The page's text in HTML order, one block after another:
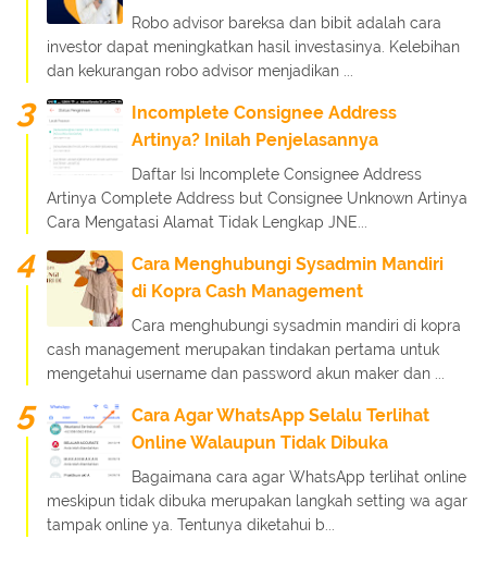
Robo advisor bareksa dan bibit adalah cara
investor dapat meningkatkan hasil investasinya. Kelebihan
dan kekurangan robo advisor menjadikan ...
Incomplete Consignee Address
Artinya? Inilah Penjelasannya
Daftar Isi Incomplete Consignee Address
Artinya Complete Address but Consignee Unknown Artinya
Cara Mengatasi Alamat Tidak Lengkap JNE...
Cara Menghubungi Sysadmin Mandiri
di Kopra Cash Management
Cara menghubungi sysadmin mandiri di kopra
cash management merupakan tindakan pertama untuk
mengetahui username dan password akun maker dan ...
Cara Agar WhatsApp Selalu Terlihat
Online Walaupun Tidak Dibuka
Bagaimana cara agar WhatsApp terlihat online
meskipun tidak dibuka merupakan langkah setting wa agar
tampak online ya. Tentunya diketahui b...